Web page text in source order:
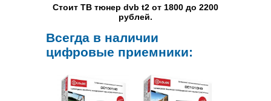
Стоит ТВ тюнер dvb t2 от 1800 до 2200
рублей.
Всегда в наличии
цифровые приемники: